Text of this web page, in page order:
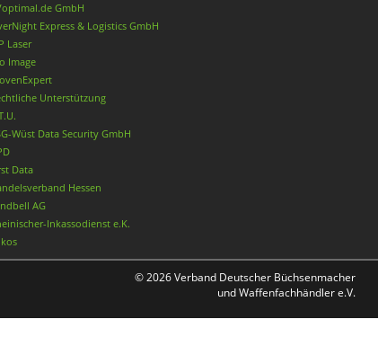
GmbH
Express & Logistics GmbH
Laser
Image
Unterstützung
Wüst Data Security GmbH
Data
Hessen
AG
Inkassodienst e.K.
© 2026 Verband Deutscher Büchsenmacher
und Waffenfachhändler e.V.